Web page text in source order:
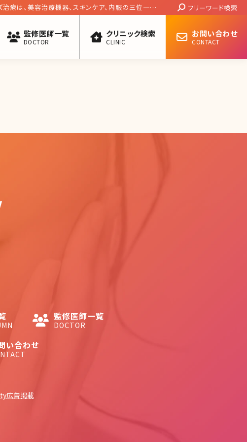
治療は、美容治療機器、スキンケア、内服の三位一体!
Search:
フリーワード検索
監修医師一覧
DOCTOR
クリニック検索
CLINIC
お問い合わせ
CONTACT
監修医師一覧
DOCTOR
い合わせ
広告掲載